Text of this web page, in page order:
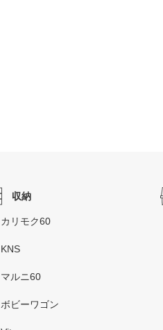
収納
カリモク60
KNS
マルニ60
ボビーワゴン